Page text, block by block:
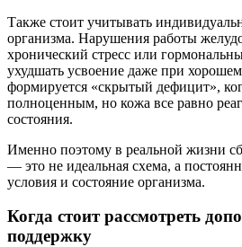
Также стоит учитывать
организма. Нарушения работы
хронический стресс или
ухудшать усвоение даже при
формируется «скрытый дефицит»,
полноценным, но кожа все равно
состояния.
Именно поэтому в реальной жизни
— это не идеальная схема, а
условия и состояние организма.
Когда стоит рассмотреть
поддержку